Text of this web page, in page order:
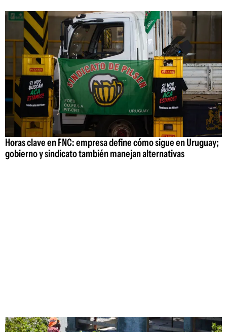
Horas clave en FNC: empresa define cómo sigue en Uruguay;
gobierno y sindicato también manejan alternativas